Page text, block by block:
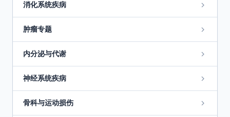
消化系统疾病
肿瘤专题
内分泌与代谢
神经系统疾病
骨科与运动损伤